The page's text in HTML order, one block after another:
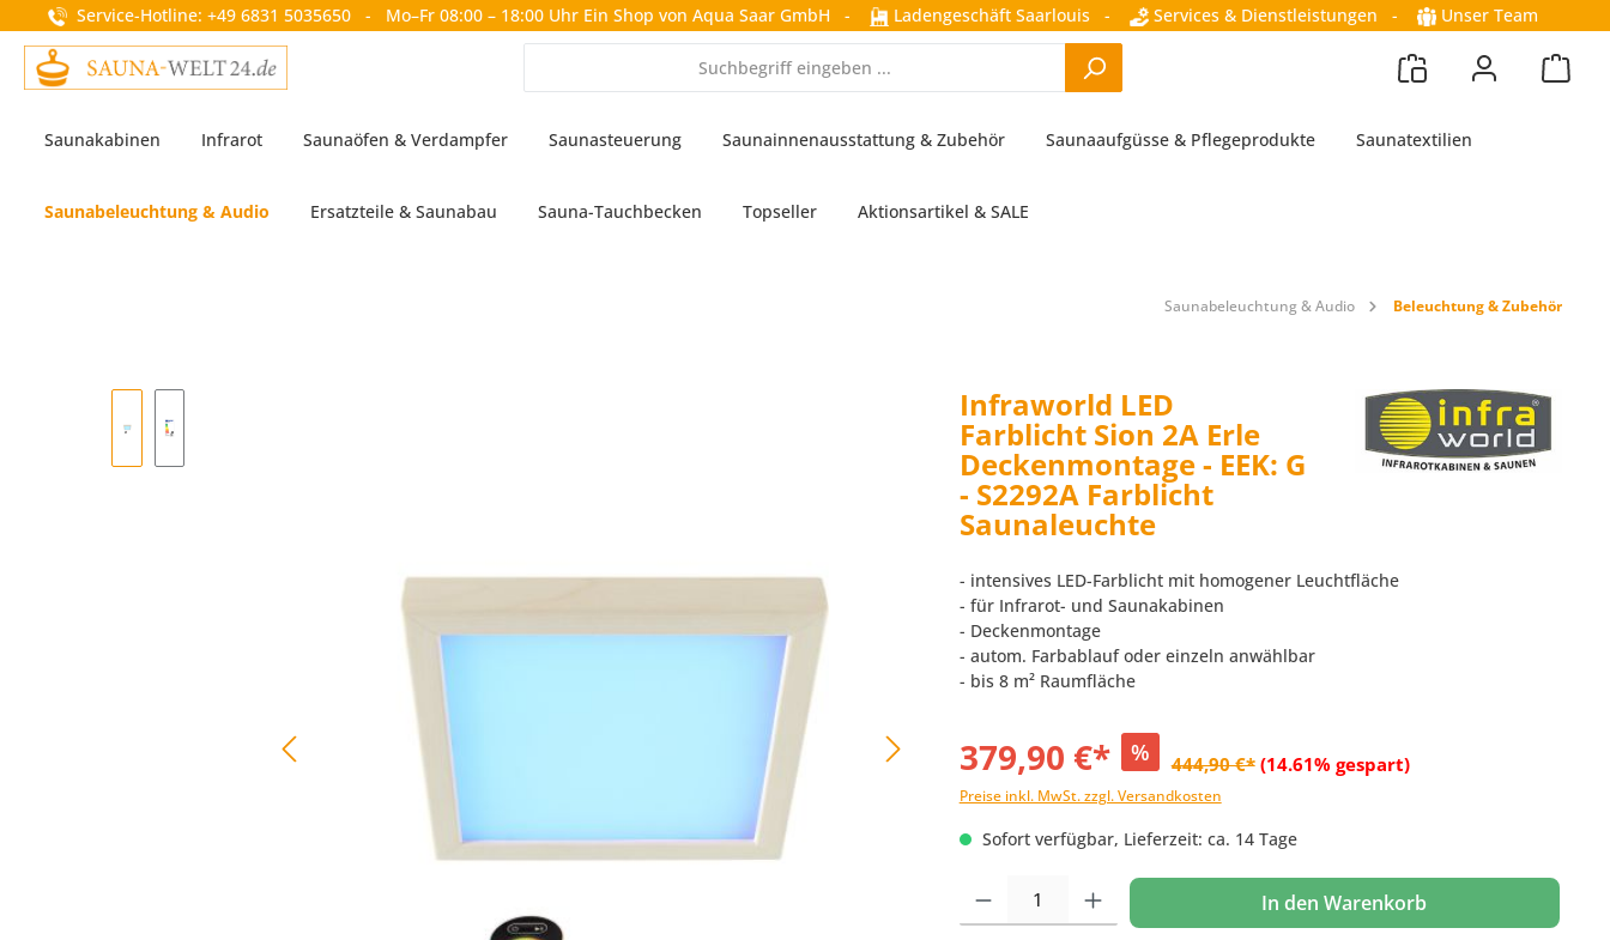
Zur Hauptnavigation springen
Service-Hotline: +49 6831 5035650 - Mo–Fr 08:00 – 18:00 Uhr Ein Shop von Aqua Saar GmbH - Ladengeschäft Saarlouis - Services & Dienstleistungen - Unser Team
Saunakabinen Infrarot Saunaöfen & Verdampfer Saunasteuerung Saunainnenausstattung & Zubehör Saunaaufgüsse & Pflegeprodukte Saunatextilien
Saunabeleuchtung & Audio Ersatzteile & Saunabau Sauna-Tauchbecken Topseller Aktionsartikel & SALE
Saunabeleuchtung & Audio Beleuchtung & Zubehör
Infraworld LED
Farblicht Sion 2A Erle
Deckenmontage - EEK: G
- S2292A Farblicht
Saunaleuchte
- intensives LED-Farblicht mit homogener Leuchtfläche
- für Infrarot- und Saunakabinen
- Deckenmontage
- autom. Farbablauf oder einzeln anwählbar
- bis 8 m² Raumfläche
379,90 €* % 444,90 €* (14.61% gespart)
Preise inkl. MwSt. zzgl. Versandkosten
Sofort verfügbar, Lieferzeit: ca. 14 Tage
Produkt Anzahl: Gib den gewünschten Wert ein oder benutze die Schaltflächen um die
In den Warenkorb